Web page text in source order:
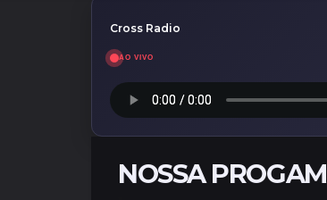
Cross Radio
AO VIVO
NOSSA